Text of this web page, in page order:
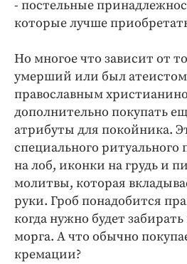
- постельные
которые лучше
Но многое что зависит от
умерший или был
православным
дополнительно покупать
атрибуты для покойника.
специального ритуального
на лоб, иконки на грудь и
молитвы, которая
руки. Гроб понадобится
когда нужно будет
морга. А что обычно
кремации?